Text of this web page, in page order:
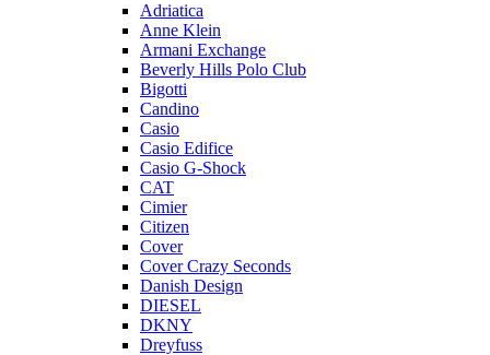
Adriatica
Anne Klein
Armani Exchange
Beverly Hills Polo Club
Bigotti
Candino
Casio
Casio Edifice
Casio G-Shock
CAT
Cimier
Citizen
Cover
Cover Crazy Seconds
Danish Design
DIESEL
DKNY
Dreyfuss